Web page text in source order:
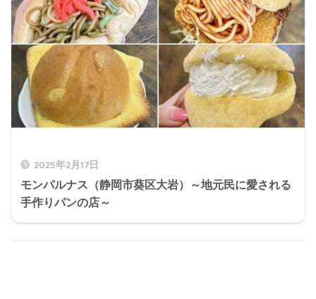
2025年2月17日
モンパルナス（静岡市葵区大岩）～地元民に愛される
手作りパンの店～